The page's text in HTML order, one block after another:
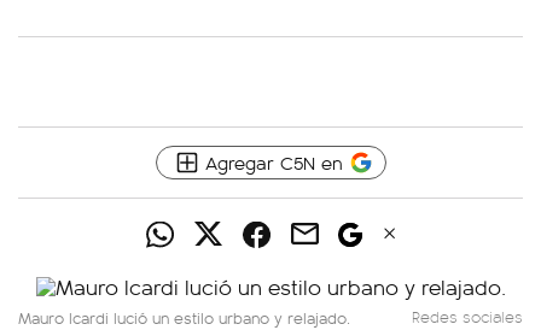
Agregar C5N en
Mauro Icardi lució un estilo urbano y relajado. Redes sociales